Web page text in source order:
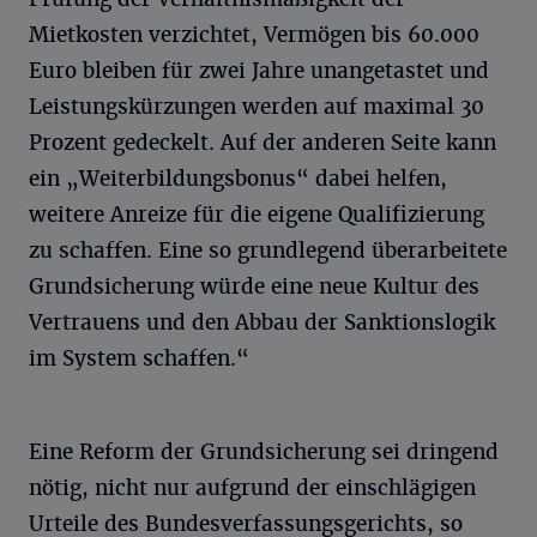
Mietkosten verzichtet, Vermögen bis 60.000
Euro bleiben für zwei Jahre unangetastet und
Leistungskürzungen werden auf maximal 30
Prozent gedeckelt. Auf der anderen Seite kann
ein „Weiterbildungsbonus“ dabei helfen,
weitere Anreize für die eigene Qualifizierung
zu schaffen. Eine so grundlegend überarbeitete
Grundsicherung würde eine neue Kultur des
Vertrauens und den Abbau der Sanktionslogik
im System schaffen.“
Eine Reform der Grundsicherung sei dringend
nötig, nicht nur aufgrund der einschlägigen
Urteile des Bundesverfassungsgerichts, so